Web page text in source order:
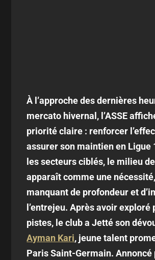
À l’approche des dernières
mercato hivernal, l’ASSE
priorité claire : renforcer
assurer son maintien en Ligue
les secteurs ciblés, le milieu
apparaît comme une
manquant de profondeur et
l’entrejeu. Après avoir exploré
pistes, le club a Jetté son
Ayman Kari, jeune talent
Paris Saint-Germain. Annoncé